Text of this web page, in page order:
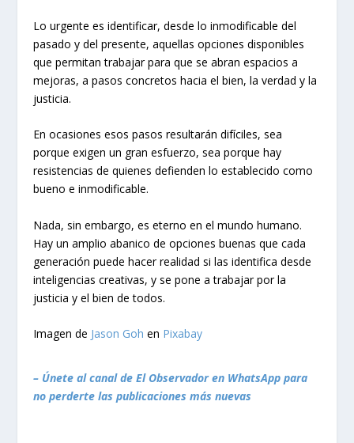
Lo urgente es identificar, desde lo inmodificable del
pasado y del presente, aquellas opciones disponibles
que permitan trabajar para que se abran espacios a
mejoras, a pasos concretos hacia el bien, la verdad y la
justicia.
En ocasiones esos pasos resultarán difíciles, sea
porque exigen un gran esfuerzo, sea porque hay
resistencias de quienes defienden lo establecido como
bueno e inmodificable.
Nada, sin embargo, es eterno en el mundo humano.
Hay un amplio abanico de opciones buenas que cada
generación puede hacer realidad si las identifica desde
inteligencias creativas, y se pone a trabajar por la
justicia y el bien de todos.
Imagen de Jason Goh en Pixabay
– Únete al canal de El Observador en WhatsApp para
no perderte las publicaciones más nuevas